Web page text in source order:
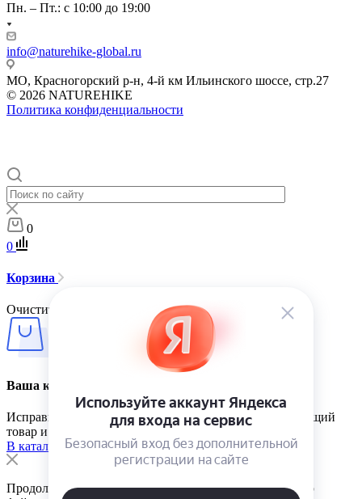
Пн. – Пт.: с 10:00 до 19:00
info@naturehike-global.ru
МО, Красногорский р-н, 4-й км Ильинского шоссе, стр.27
© 2026 NATUREHIKE
Политика конфиденциальности
0
0
Корзина
Очистить корзину
Ваша корзина пуста
Исправить это просто: выберите в каталоге интересующий
товар и нажмите кнопку «В корзину»
В каталог
Продолжая использовать сайт, вы соглашаетесь на сбор